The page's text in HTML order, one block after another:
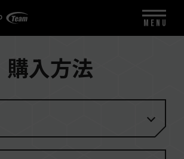
購入方法
MENU